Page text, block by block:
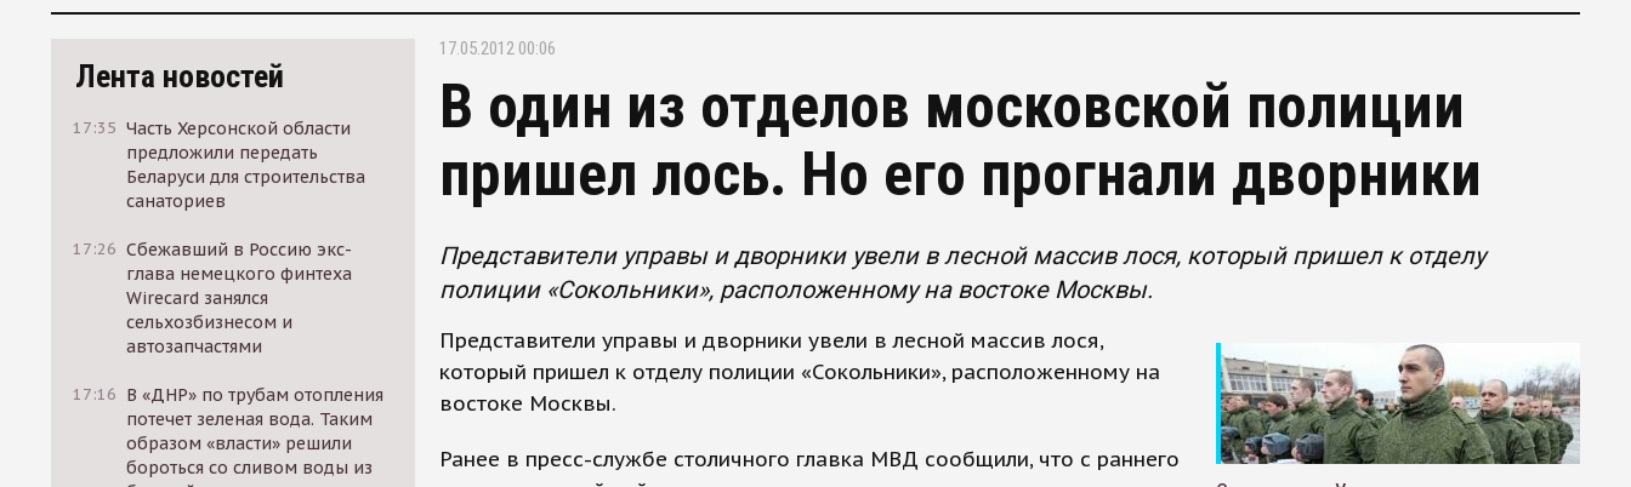
Лента новостей
17:35 Часть Херсонской области
предложили передать
Беларуси для строительства
санаториев
17:26 Сбежавший в Россию экс-
глава немецкого финтеха
Wirecard занялся
сельхозбизнесом и
автозапчастями
17:16 В «ДНР» по трубам отопления
потечет зеленая вода. Таким
образом «власти» решили
бороться со сливом воды из
17.05.2012 00:06
В один из отделов московской полиции
пришел лось. Но его прогнали дворники
Представители управы и дворники увели в лесной массив лося, который пришел к отделу
полиции «Сокольники», расположенному на востоке Москвы.
Представители управы и дворники увели в лесной массив лося,
который пришел к отделу полиции «Сокольники», расположенному на
востоке Москвы.
Ранее в пресс-службе столичного главка МВД сообщили, что с раннего